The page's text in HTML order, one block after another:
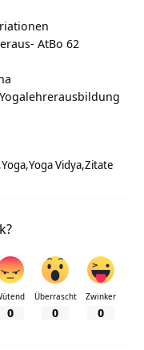
AtBo 62
Yoga Yoga Vidya Zitate
0
Überrascht
0
Zwinker
0